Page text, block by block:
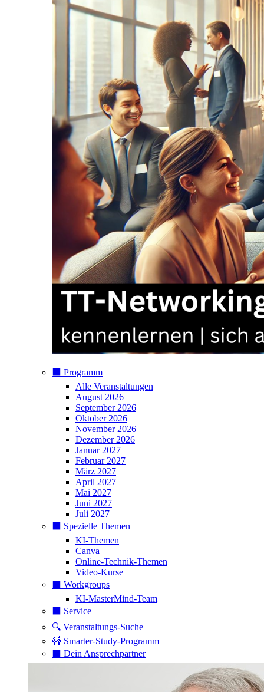
⬛️ Programm
Alle Veranstaltungen
August 2026
September 2026
Oktober 2026
November 2026
Dezember 2026
Januar 2027
Februar 2027
März 2027
April 2027
Mai 2027
Juni 2027
Juli 2027
⬛️ Spezielle Themen
KI-Themen
Canva
Online-Technik-Themen
Video-Kurse
⬛️ Workgroups
KI-MasterMind-Team
⬛️ Service
🔍 Veranstaltungs-Suche
🚧 Smarter-Study-Programm
⬛️ Dein Ansprechpartner